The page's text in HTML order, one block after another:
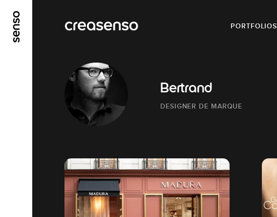
PORTFOLIOS
Bertrand
DESIGNER DE MARQUE